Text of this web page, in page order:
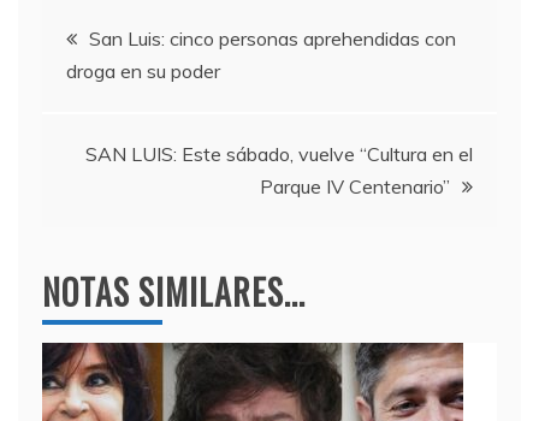
b
o
k
a
m
A
Navegación
de
entradas
San Luis: cinco personas aprehendidas con
droga en su poder
SAN LUIS: Este sábado, vuelve “Cultura en el
Parque IV Centenario”
NOTAS SIMILARES...